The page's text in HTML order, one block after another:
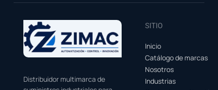
Distribuidor multimarca de
SITIO
Inicio
Catálogo de marcas
Nosotros
Industrias